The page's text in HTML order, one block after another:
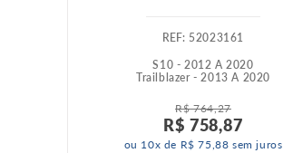
: 52023161
S10 - 2012 A 2020
Trailblazer - 2013 A 2020
R$ 764,27
R$ 758,87
ou 10x de R$ 75,88 sem juros